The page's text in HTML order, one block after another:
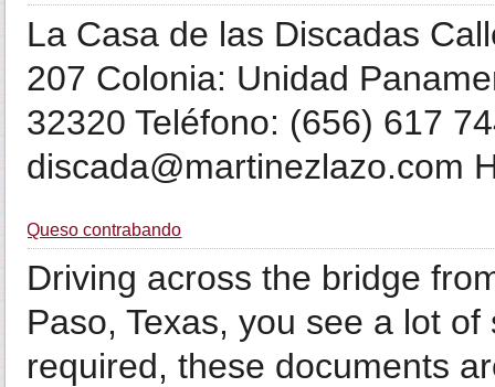
La Casa de las Discadas
207 Colonia: Unidad
32320 Teléfono: (656) 617
discada@martinezlazo.com
Queso contrabando
Driving across the bridge
Paso, Texas, you see a lot
required, these documents